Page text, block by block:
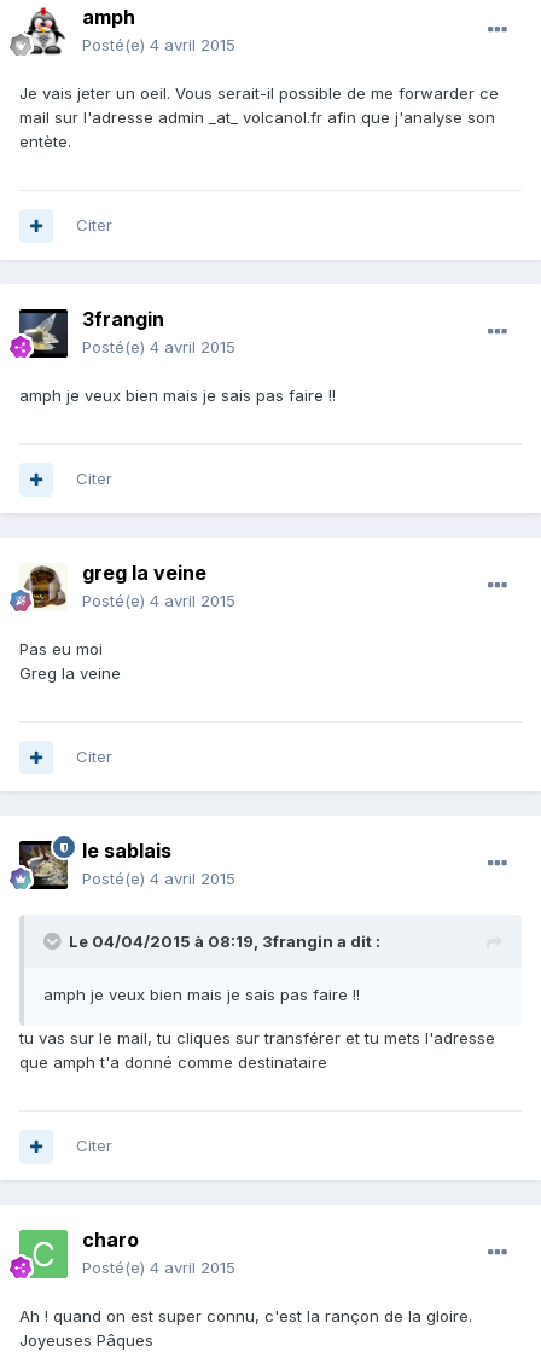
amph
Posté(e) 4 avril 2015
Je vais jeter un oeil. Vous serait-il possible de me forwarder ce
mail sur l'adresse admin _at_ volcanol.fr afin que j'analyse son
entète.
Citer
3frangin
Posté(e) 4 avril 2015
amph je veux bien mais je sais pas faire !!
Citer
greg la veine
Posté(e) 4 avril 2015
Pas eu moi
Greg la veine
Citer
le sablais
Posté(e) 4 avril 2015
Le 04/04/2015 à 08:19, 3frangin a dit :
amph je veux bien mais je sais pas faire !!
tu vas sur le mail, tu cliques sur transférer et tu mets l'adresse
que amph t'a donné comme destinataire
Citer
charo
Posté(e) 4 avril 2015
Ah ! quand on est super connu, c'est la rançon de la gloire.
Joyeuses Pâques